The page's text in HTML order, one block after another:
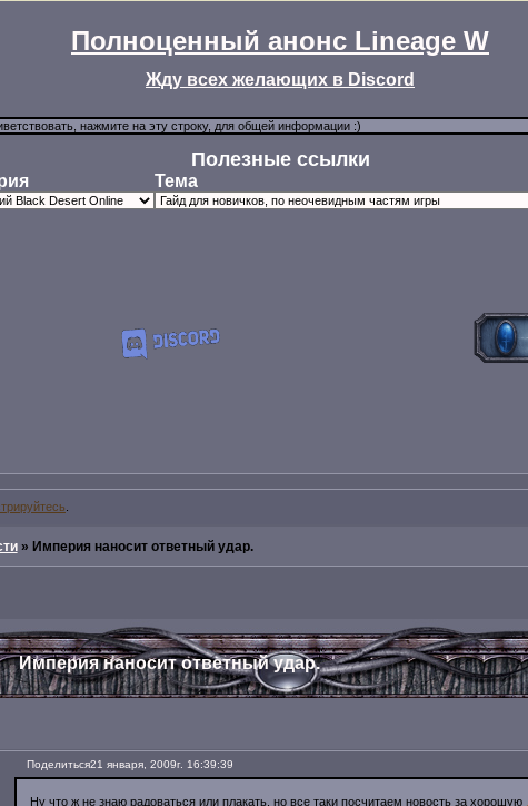
Полноценный анонс Lineage W
Жду всех желающих в Discord
Полезные ссылки
Тема
» Империя наносит ответный удар.
Империя наносит ответный удар.
Поделиться21 января, 2009г. 16:39:39
Ну что ж не знаю радоваться или плакать, но все таки посчитаем новость за хорошую